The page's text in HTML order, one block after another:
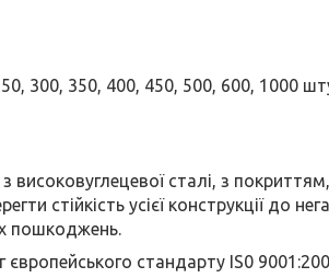
300, 350, 400, 450, 500, 600, 1000
сталі, з
стійкість усієї конструкції до
пошкоджень.
стандарту IS0